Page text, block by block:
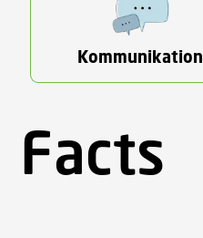
Kommunikation
Facts